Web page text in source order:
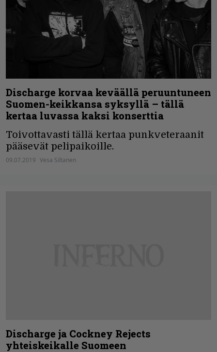
Discharge korvaa keväällä peruuntuneen
Suomen-keikkansa syksyllä – tällä
kertaa luvassa kaksi konserttia
Toivottavasti tällä kertaa punkveteraanit
pääsevät pelipaikoille.
09.07.2019 Vesa Siltanen
Discharge ja Cockney Rejects
yhteiskeikalle Suomeen